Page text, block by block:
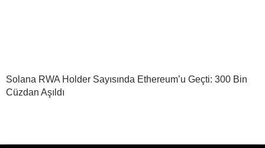
Solana RWA Holder Sayısında Ethereum’u Geçti: 300 Bin
Cüzdan Aşıldı